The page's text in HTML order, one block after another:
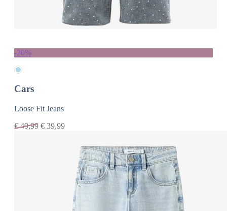
-20%
Cars
Loose Fit Jeans
€49,99 € 39,99